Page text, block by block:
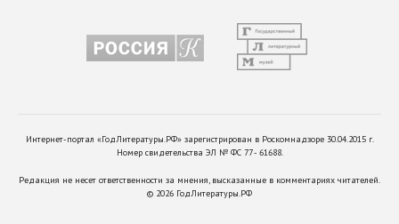
Интернет-портал «ГодЛитературы.РФ» зарегистрирован в Роскомнадзоре 30.04.2015 г.
Номер свидетельства ЭЛ № ФС 77 - 61688.
Редакция не несет ответственности за мнения, высказанные в комментариях читателей.
© 2026 ГодЛитературы.РФ